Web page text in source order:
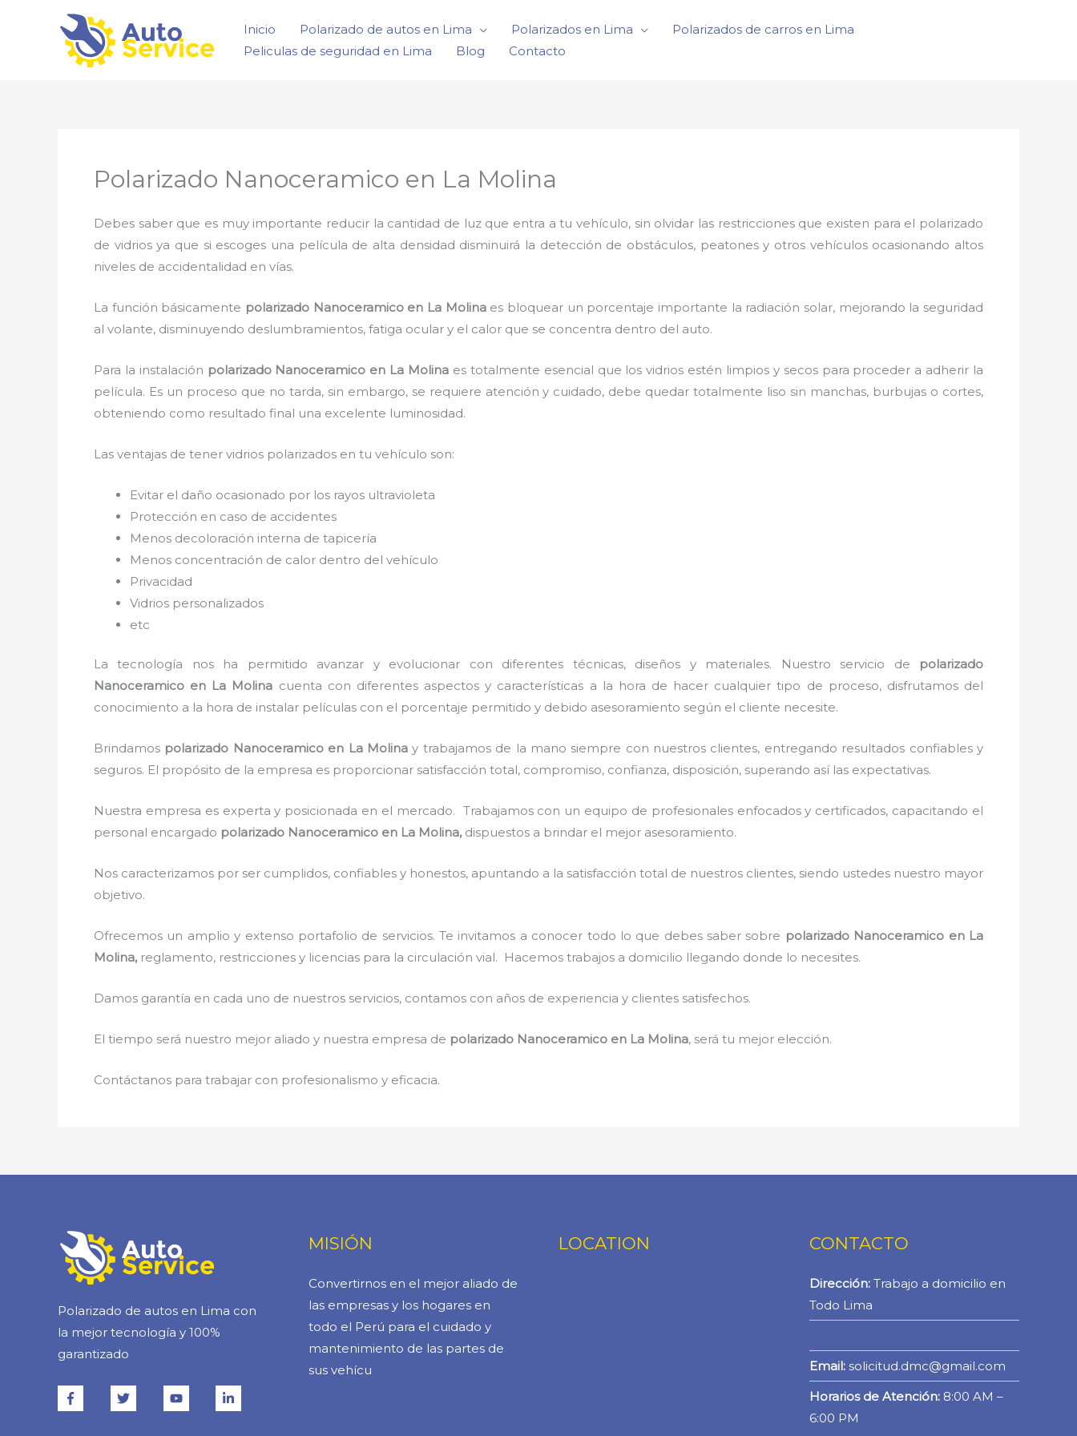
Inicio Polarizado de autos en Lima Polarizados en Lima
Polarizados de carros en Lima
Peliculas de seguridad en Lima
Blog Contacto
Polarizado Nanoceramico en La Molina
Debes saber que es muy importante reducir la cantidad de luz que entra a tu vehículo, sin olvidar las restricciones que existen para el polarizado
de vidrios ya que si escoges una película de alta densidad disminuirá la detección de obstáculos, peatones y otros vehículos ocasionando altos
niveles de accidentalidad en vías.
La función básicamente polarizado Nanoceramico en La Molina es bloquear un porcentaje importante la radiación solar, mejorando la seguridad
al volante, disminuyendo deslumbramientos, fatiga ocular y el calor que se concentra dentro del auto.
Para la instalación polarizado Nanoceramico en La Molina estotalmente esencial que los vidrios estén limpios y secos para proceder a adherir la
película. Es un proceso que no tarda, sin embargo, se requiere atención y cuidado, debe quedar totalmente liso sin manchas, burbujas o cortes,
obteniendo como resultado final una excelente luminosidad.
Las ventajas de tener vidrios polarizados en tu vehículo son:
Evitar el daño ocasionado por los rayos ultravioleta
Protección en caso de accidentes
Menos decoloración interna de tapicería
Menos concentración de calor dentro del vehículo
Privacidad
Vidrios personalizados
etc
La tecnología nos ha permitido avanzar y evolucionar con diferentes técnicas, diseños y materiales. Nuestro servicio de polarizado
Nanoceramico en La Molina cuenta con diferentes aspectos y características a la hora de hacer cualquier tipo de proceso, disfrutamos del
conocimiento a la hora de instalar películas con el porcentaje permitido y debido asesoramiento según el cliente necesite.
Brindamos polarizado Nanoceramico en La Molinay trabajamos de la mano siempre con nuestros clientes, entregando resultados confiables y
seguros. El propósito de la empresa es proporcionar satisfacción total, compromiso, confianza, disposición, superando así las expectativas.
Nuestra empresa es experta y posicionada en el mercado. Trabajamos con un equipo de profesionales enfocados y certificados, capacitando el
personal encargado polarizado Nanoceramico en La Molina, dispuestos a brindar el mejor asesoramiento.
Nos caracterizamos por ser cumplidos, confiables y honestos, apuntando a la satisfacción total de nuestros clientes, siendo ustedes nuestro mayor
objetivo.
Ofrecemos un amplio y extenso portafolio de servicios. Te invitamos a conocer todo lo que debes saber sobre polarizado Nanoceramico en La
Molina, reglamento, restricciones y licencias para la circulación vial. Hacemos trabajos a domicilio llegando donde lo necesites.
Damos garantía en cada uno de nuestros servicios, contamos con años de experiencia y clientes satisfechos.
El tiempo será nuestro mejor aliado y nuestra empresa de polarizado Nanoceramico en La Molina, será tu mejor elección.
Contáctanos para trabajar con profesionalismo y eficacia.
Polarizado de autos en Lima con
la mejor tecnología y 100%
garantizado
MISIÓN
Convertirnos en el mejor aliado de
las empresas y los hogares en
todo el Perú para el cuidado y
mantenimiento de las partes de
sus vehícu
LOCATION CONTACTO
Dirección:Trabajo a domicilio en
Todo Lima
Email: solicitud.dmc@gmail.com
Horarios de Atención:8:00 AM –
6:00 PM